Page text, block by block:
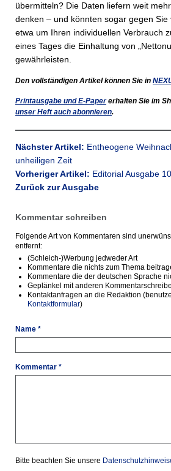
übermitteln? Die Daten liefern weit
denken – und könnten sogar gegen Sie
etwa um Ihren individuellen Verbrauch
eines Tages die Einhaltung von
gewährleisten.
Den vollständigen Artikel können Sie in
Printausgabe und E-Papererhalten Sie im
unser Heft auch abonnieren.
Nächster Artikel: Entheogene
unheiligen Zeit
Vorheriger Artikel: Editorial Ausgabe
Zurück zur Ausgabe
Kommentar schreiben
Folgende Art von Kommentaren sind
entfernt:
(Schleich-)Werbung jedweder Art
Kommentare die nichts zum Thema
Kommentare die der deutschen Sprache
Geplänkel mit anderen
Kontaktanfragen an die Redaktion
Kontaktformular)
Name *
Kommentar *
Bitte beachten Sie unsere